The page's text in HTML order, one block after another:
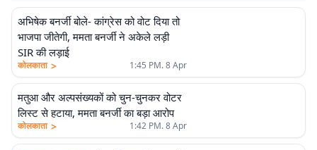
अभिषेक बनर्जी बोले- कांग्रेस को वोट दिया तो
भाजपा जीतेगी, ममता बनर्जी ने अकेले लड़ी
SIR की लड़ाई
कोलकाता > 1:45 PM. 8 Apr
मतुआ और अल्पसंख्यकों को चुन-चुनकर वोटर
लिस्ट से हटाया, ममता बनर्जी का बड़ा आरोप
कोलकाता > 1:42 PM. 8 Apr